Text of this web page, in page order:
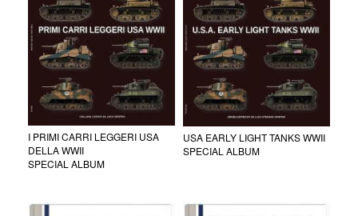
I PRIMI CARRI LEGGERI USA
DELLA WWII
SPECIAL ALBUM
USA EARLY LIGHT TANKS WWII
SPECIAL ALBUM